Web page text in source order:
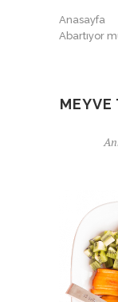
Anasayfa
Abartıyor
MEYVE